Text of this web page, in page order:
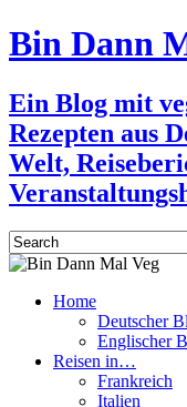
Bin Dann
Ein Blog mit
Rezepten aus
Welt,
Search
Home
Deutscher
Englischer
Reisen in…
Frankreich
Italien